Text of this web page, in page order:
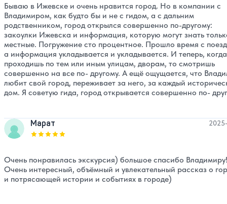
Бываю в Ижевске и очень нравится город. Но в компании с
Владимиром, как будто бы и не с гидом, а с дальним
родственником, город открылся совершенно по-другому:
закоулки Ижевска и информация, которую могут знать
местные. Погружение сто процентное. Прошло время с
а информация укладывается и укладывается. И теперь, когда
проходишь по тем или иным улицам, дворам, то смотришь
совершенно на все по- другому. А ещё ощущается, что
любит свой город, переживает за него, за каждый
дом. Я советую гида, город открывается совершенно по-
Марат
Оценка, количество звезд:
Очень понравилась экскурсия) большое спасибо Владимиру!
Очень интересный, объёмный и увлекательный рассказ о
и потрясающей истории и событиях в городе)